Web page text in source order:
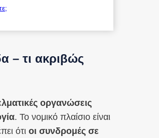
– τι ακριβώς
οργανώσεις
. Το νομικό πλαίσιο είναι
ότι οι συνδρομές σε